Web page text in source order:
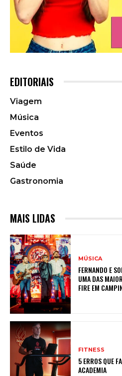
EDITORIAIS
Viagem
Música
Eventos
Estilo de Vida
Saúde
Gastronomia
MAIS LIDAS
MÚSICA
FERNANDO E
UMA DAS
FIRE EM
FITNESS
5 ERROS QUE
ACADEMIA